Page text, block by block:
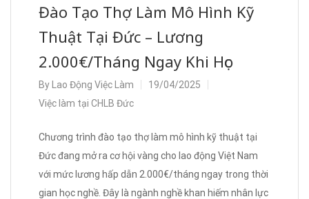
Đào Tạo Thợ Làm Mô Hình Kỹ
Thuật Tại Đức – Lương
2.000€/Tháng Ngay Khi Học
By Lao Động Việc Làm
19/04/2025
Việc làm tại CHLB Đức
Chương trình đào tạo thợ làm mô hình kỹ thuật tại
Đức đang mở ra cơ hội vàng cho lao động Việt Nam
với mức lương hấp dẫn 2.000€/tháng ngay trong thời
gian học nghề. Đây là ngành nghề khan hiếm nhân lực